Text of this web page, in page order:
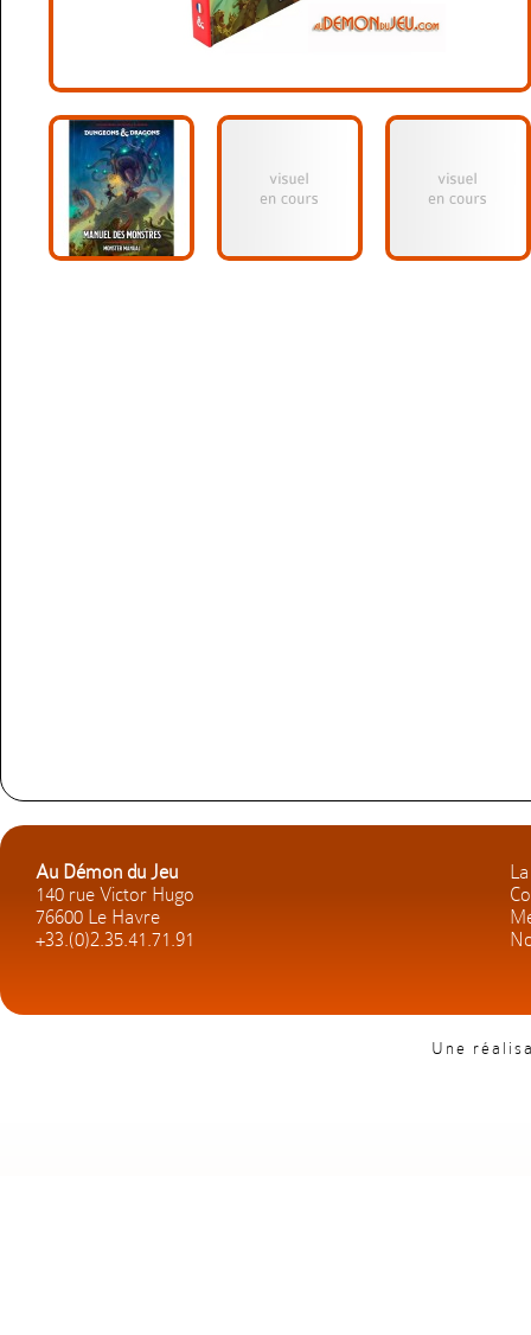
Au Démon du Jeu
140 rue Victor Hugo
76600 Le Havre
+33.(0)2.35.41.71.91
Une